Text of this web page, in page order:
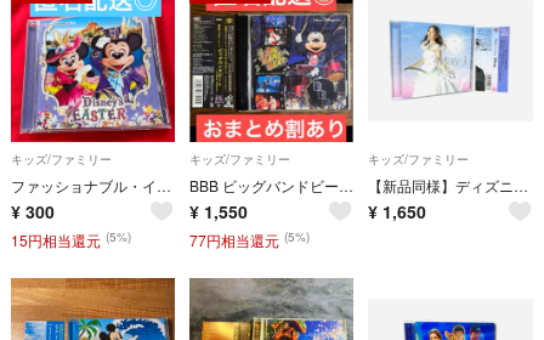
キッズ/ファミリー
ファッショナブル・イースター2017/東京ディズニーシー CD音源
¥ 300
15円相当還元 (5%)
キッズ/ファミリー
BBB ビッグバンドビート〜since2017〜/東京ディズニーシー CD
¥ 1,550
77円相当還元 (5%)
キッズ/ファミリー
【新品同様】ディズニー『May J.sings Disney』サントラCD／帯付
¥ 1,650